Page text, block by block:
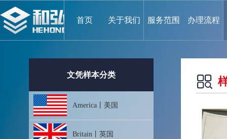
首页 关于我们 服务范围 办理流程
文凭样本分类
America丨美国
Britain丨英国